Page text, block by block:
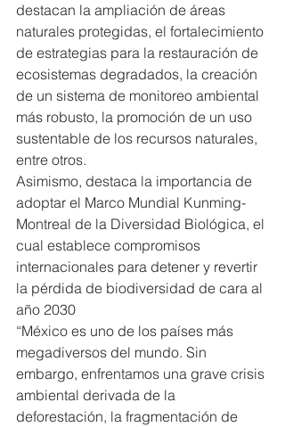
destacan la ampliación de áreas
naturales protegidas, el fortalecimiento
de estrategias para la restauración de
ecosistemas degradados, la creación
de un sistema de monitoreo ambiental
más robusto, la promoción de un uso
sustentable de los recursos naturales,
entre otros.
Asimismo, destaca la importancia de
adoptar el Marco Mundial Kunming-
Montreal de la Diversidad Biológica, el
cual establece compromisos
internacionales para detener y revertir
la pérdida de biodiversidad de cara al
año 2030
“México es uno de los países más
megadiversos del mundo. Sin
embargo, enfrentamos una grave crisis
ambiental derivada de la
deforestación, la fragmentación de